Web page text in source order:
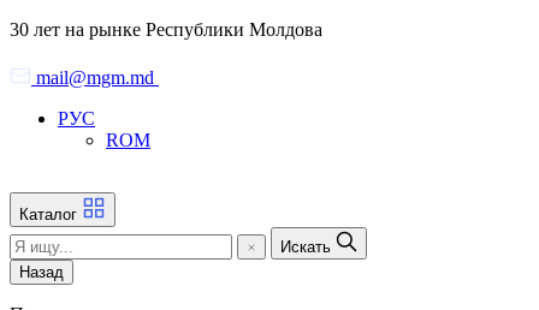
Skip
the
content
30 лет на рынке Республики Молдова
mail@mgm.md
РУС
ROM
Каталог
Искать
Назад